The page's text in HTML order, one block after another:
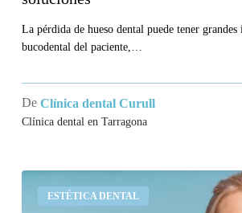
La pérdida de hueso dental puede tener grandes
bucodental del paciente,…
De Clínica dental Curull
Clínica dental en Tarragona
ESTÉTICA DENTAL